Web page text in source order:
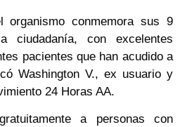
organismo conmemora sus 9
con excelentes
pacientes que han acudido a
Washington V., ex usuario y
24 Horas AA.
a personas con